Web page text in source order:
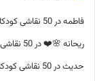
فاطمهدر 50 نقاشی کودکانه عید غدیر خم سخت و آسان و برای رنگ آمیزی
ریحانه 🌸❤️در 50 نقاشی کودکانه عید غدیر خم سخت و آسان و برای رنگ آمیزی
حدیثدر 50 نقاشی کودکانه عید غدیر خم سخت و آسان و برای رنگ آمیزی